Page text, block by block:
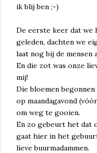
ik blij ben ;-)
De eerste keer dat we
geleden, dachten we
laat nog bij de mensen
En die zot was onze
mij!
Die bloemen
op maandagavond
om weg te gooien.
En zo gebeurt het dat
gaat hier in het
lieve buurmadammen.